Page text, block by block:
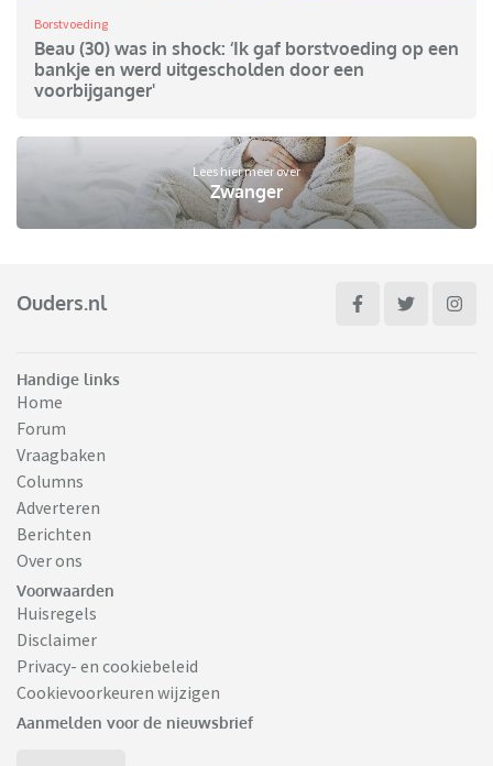
Borstvoeding
Beau (30) was in shock: ‘Ik gaf borstvoeding op een
bankje en werd uitgescholden door een
voorbijganger'
Lees hier meer over
Zwanger
Ouders.nl
Handige links
Home
Forum
Vraagbaken
Columns
Adverteren
Berichten
Over ons
Voorwaarden
Huisregels
Disclaimer
Privacy- en cookiebeleid
Cookievoorkeuren wijzigen
Aanmelden voor de nieuwsbrief